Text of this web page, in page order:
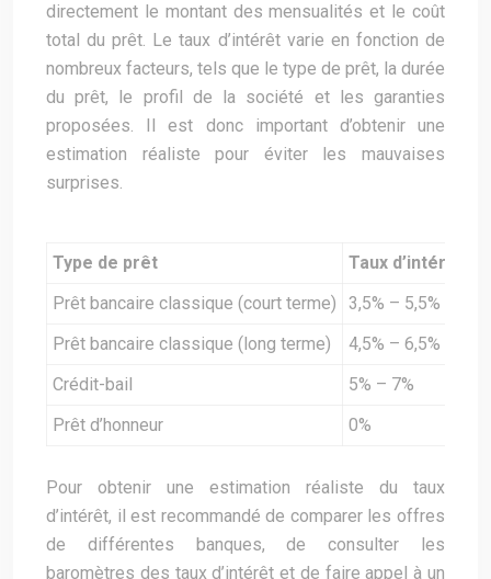
directement le montant des mensualités et le coût
total du prêt. Le taux d’intérêt varie en fonction de
nombreux facteurs, tels que le type de prêt, la durée
du prêt, le profil de la société et les garanties
proposées. Il est donc important d’obtenir une
estimation réaliste pour éviter les mauvaises
surprises.
Type de prêt
Taux d’intérêt
Prêt bancaire classique (court terme)
3,5% – 5,5%
Prêt bancaire classique (long terme)
4,5% – 6,5%
Crédit-bail
5% – 7%
Prêt d’honneur
0%
Pour obtenir une estimation réaliste du taux
d’intérêt, il est recommandé de comparer les offres
de différentes banques, de consulter les
baromètres des taux d’intérêt et de faire appel à un